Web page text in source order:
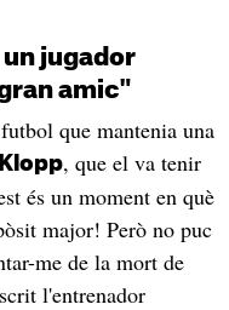
un jugador
amic"
que mantenia una
, que el va tenir
és un moment en què
major! Però no puc
me de la mort de
l'entrenador